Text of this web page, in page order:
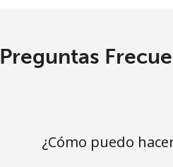
Preguntas
¿Cómo puedo